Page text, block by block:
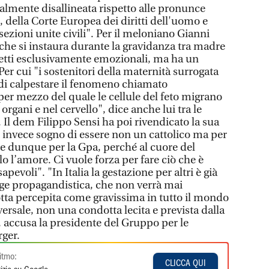
disallineata rispetto alle pronunce
della Corte Europea dei diritti dell'uomo e
unite civili". Per il meloniano Gianni
si instaura durante la gravidanza tra madre
esclusivamente emozionali, ma ha un
cui "i sostenitori della maternità surrogata
calpestare il fenomeno chiamato
mezzo del quale le cellule del feto migrano
e nel cervello", dice anche lui tra le
dem Filippo Sensi ha poi rivendicato la sua
sogno di essere non un cattolico ma per
dunque per la Gpa, perché al cuore del
l’amore. Ci vuole forza per fare ciò che è
"In Italia la gestazione per altri è già
propagandistica, che non verrà mai
percepita come gravissima in tutto il mondo
non una condotta lecita e prevista dalla
la presidente del Gruppo per le
CLICCA QUI